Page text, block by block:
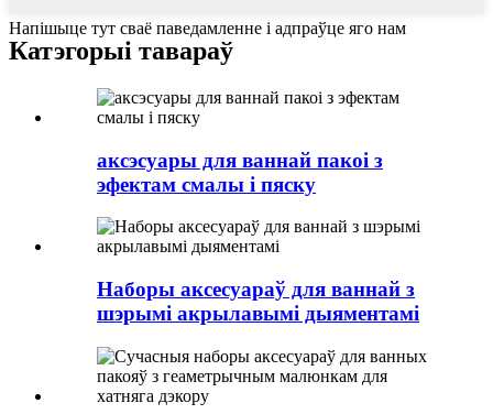
Напішыце тут сваё паведамленне і адпраўце яго нам
Катэгорыі тавараў
аксэсуары для ваннай пакоі з
эфектам смалы і пяску
Наборы аксесуараў для ваннай з
шэрымі акрылавымі дыяментамі